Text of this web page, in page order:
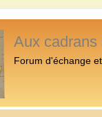
Aux cadrans
Forum d'échange